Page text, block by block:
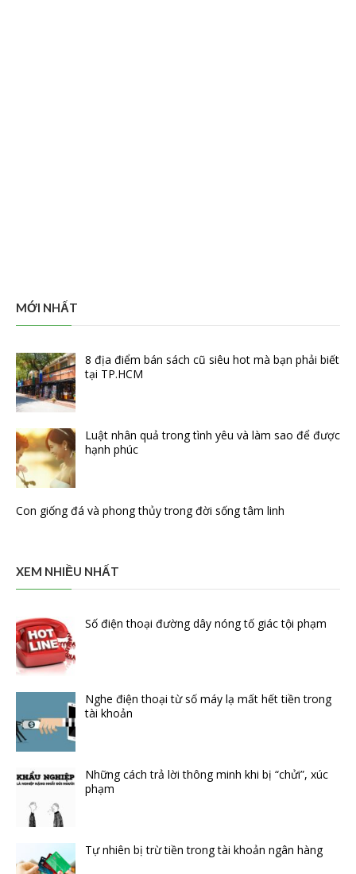
MỚI NHẤT
8 địa điểm bán sách cũ siêu hot mà bạn phải biết
tại TP.HCM
Luật nhân quả trong tình yêu và làm sao để được
hạnh phúc
Con giống đá và phong thủy trong đời sống tâm linh
XEM NHIỀU NHẤT
Số điện thoại đường dây nóng tố giác tội phạm
Nghe điện thoại từ số máy lạ mất hết tiền trong
tài khoản
Những cách trả lời thông minh khi bị “chửi”, xúc
phạm
Tự nhiên bị trừ tiền trong tài khoản ngân hàng